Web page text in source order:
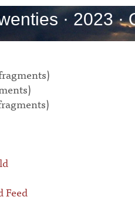
· 2023 ·
Feed